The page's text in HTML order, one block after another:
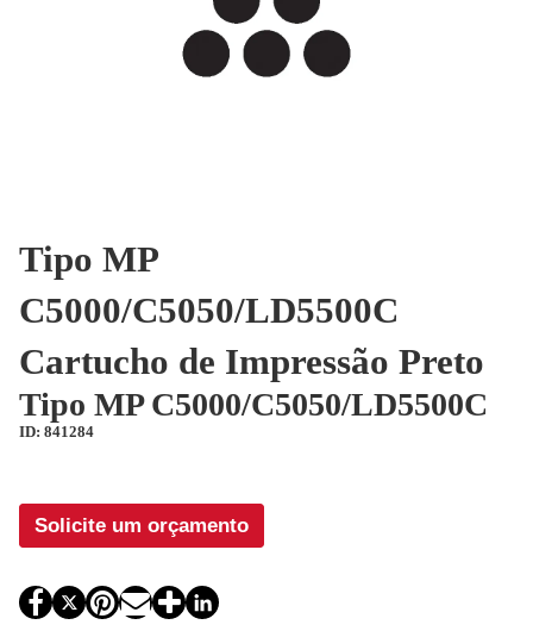
Tipo MP
C5000/C5050/LD5500C
Cartucho de Impressão Preto
Tipo MP C5000/C5050/LD5500C
ID: 841284
Solicite um orçamento